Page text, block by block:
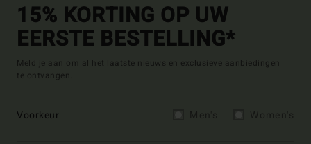
15% KORTING OP UW
EERSTE BESTELLING*
Meld je aan om al het laatste nieuws en exclusieve aanbiedingen
te ontvangen.
Voorkeur